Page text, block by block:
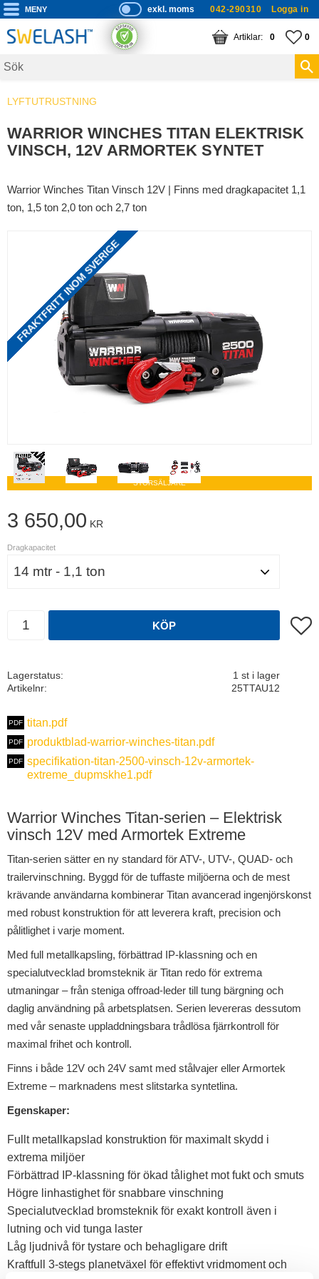
Meny
P
ri
s
s
exkl. moms 042-290310 Logga in
0
KUNDVAGN
ANTAL 0
LYFTUTRUSTNING
WARRIOR WINCHES TITAN ELEKTRISK
VINSCH, 12V ARMORTEK SYNTET
Warrior Winches Titan Vinsch 12V | Finns med dragkapacitet 1,1
ton, 1,5 ton 2,0 ton och 2,7 ton
FRAKTFRITT INOM SVERIGE
STORSÄLJARE
3 650,00 KR
Dragkapacitet
KÖP Lägg
Lagerstatus
1 st i lager
Artikelnr
25TTAU12
titan.pdf
produktblad-warrior-winches-titan.pdf
specifikation-titan-2500-vinsch-12v-armortek-
extreme_dupmskhe1.pdf
Warrior Winches Titan-serien – Elektrisk
vinsch 12V med Armortek Extreme
Titan-serien sätter en ny standard för ATV-, UTV-, QUAD- och
trailervinschning. Byggd för de tuffaste miljöerna och de mest
krävande användarna kombinerar Titan avancerad ingenjörskonst
med robust konstruktion för att leverera kraft, precision och
pålitlighet i varje moment.
Med full metallkapsling, förbättrad IP-klassning och en
specialutvecklad bromsteknik är Titan redo för extrema
utmaningar – från steniga offroad-leder till tung bärgning och
daglig användning på arbetsplatsen. Serien levereras dessutom
med vår senaste uppladdningsbara trådlösa fjärrkontroll för
maximal frihet och kontroll.
Finns i både 12V och 24V samt med stålvajer eller Armortek
Extreme – marknadens mest slitstarka syntetlina.
Egenskaper:
Fullt metallkapslad konstruktion för maximalt skydd i
extrema miljöer
Förbättrad IP-klassning för ökad tålighet mot fukt och smuts
Högre lin­hastighet för snabbare vinschning
Specialutvecklad bromsteknik för exakt kontroll även i
lutning och vid tunga laster
Låg ljudnivå för tystare och behagligare drift
Kraftfull 3-stegs planetväxel för effektivt vridmoment och